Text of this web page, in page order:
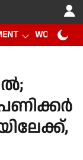
WORLD CUP